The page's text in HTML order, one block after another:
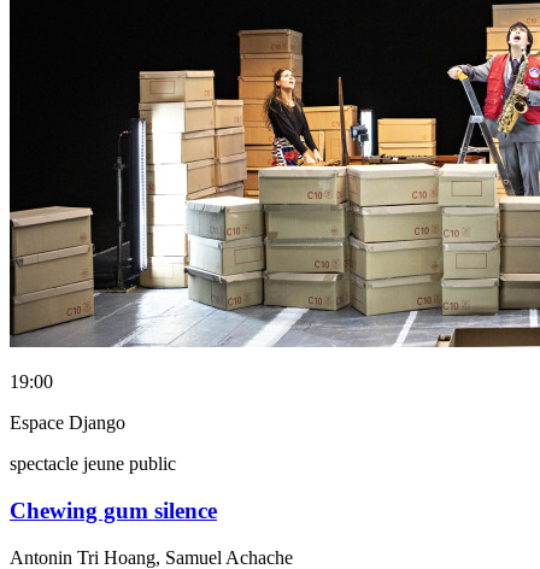
19:00
Espace Django
spectacle jeune public
Chewing gum silence
Antonin Tri Hoang, Samuel Achache